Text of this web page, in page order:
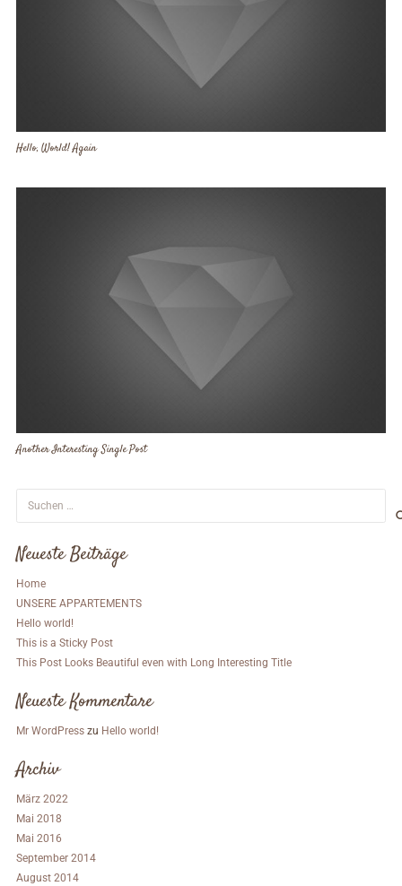
Hello, World! Again
Another Interesting Single Post
Suchen
nach:
Neueste Beiträge
Home
UNSERE APPARTEMENTS
Hello world!
This is a Sticky Post
This Post Looks Beautiful even with Long Interesting Title
Neueste Kommentare
Mr WordPress zu Hello world!
Archiv
März 2022
Mai 2018
Mai 2016
September 2014
August 2014